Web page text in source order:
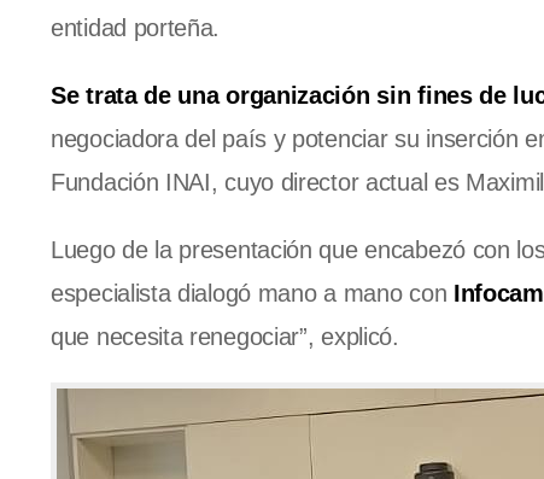
entidad porteña.
Se trata de una organización sin fines de
negociadora del país y potenciar su inserción
Fundación INAI, cuyo director actual es
Luego de la presentación que encabezó con
especialista dialogó mano a mano con
que necesita renegociar”, explicó.